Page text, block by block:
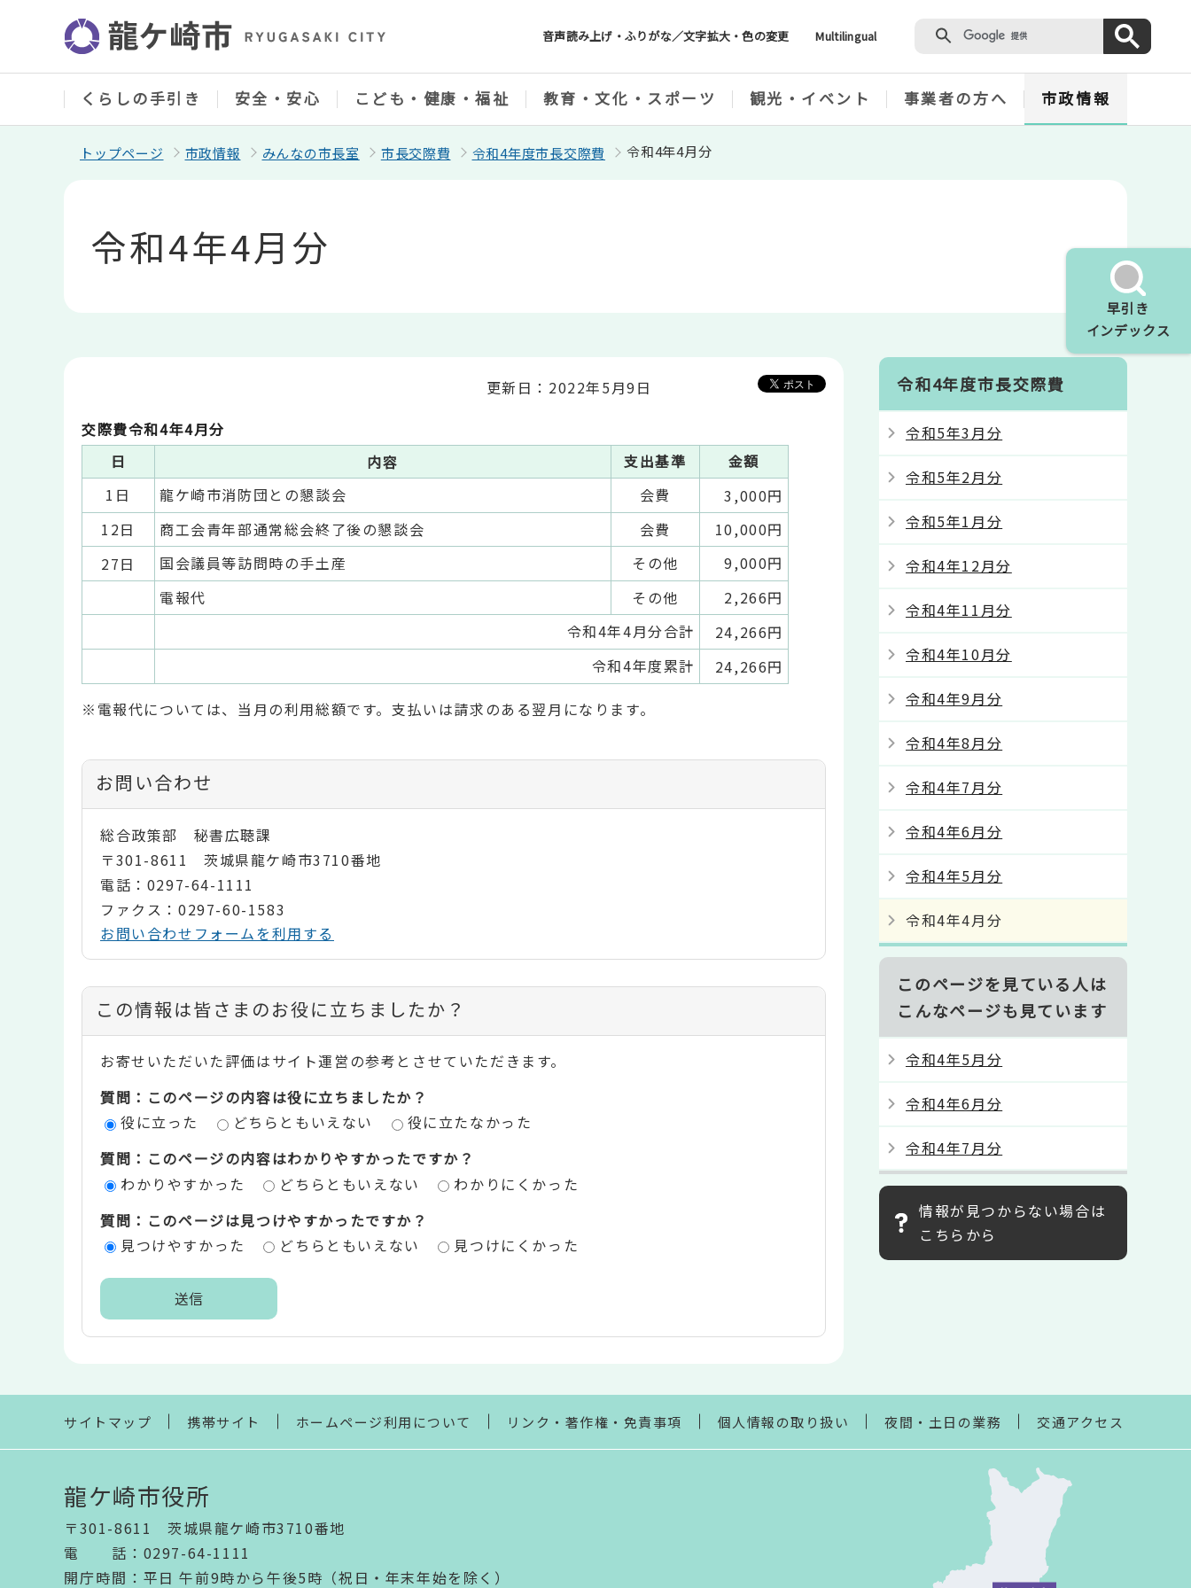
ジ
音声読み上げ・ふりがな／文字拡大・色の変更 Multilingual
早引き
インデックス
くらしの手引き 安全・安心 こども・健康・福祉 教育・文化・スポーツ 観光・イベント 事業者の方へ 市政情報
トップページ 市政情報 みんなの市長室 市長交際費 令和4年度市長交際費 令和4年4月分
令和4年4月分
更新日：2022年5月9日
交際費令和4年4月分
日
内容 支出基準
金額
1日
龍ケ崎市消防団との懇談会 会費
3,000円
12日
商工会青年部通常総会終了後の懇談会 会費
10,000円
27日
国会議員等訪問時の手土産 その他
9,000円
電報代
その他
2,266円
令和4年4月分合計
24,266円
令和4年度累計
24,266円
※電報代については、当月の利用総額です。支払いは請求のある翌月になります。
お問い合わせ
総合政策部 秘書広聴課
〒301-8611 茨城県龍ケ崎市3710番地
電話：0297-64-1111
ファクス：0297-60-1583
お問い合わせフォームを利用する
コ
ン
テ
ン
評
エ
この情報は皆さまのお役に立ちましたか？
お寄せいただいた評価はサイト運営の参考とさせていただきます。
質問：このページの内容は役に立ちましたか？
役に立った
どちらともいえない
役に立たなかった
質問：このページの内容はわかりやすかったですか？
わかりやすかった
どちらともいえない
わかりにくかった
質問：このページは見つけやすかったですか？
見つけやすかった
どちらともいえない 見つけにくかった
ま
令和4年度市長交際費
令和5年3月分
令和5年2月分
令和5年1月分
令和4年12月分
令和4年11月分
令和4年10月分
令和4年9月分
令和4年8月分
令和4年7月分
令和4年6月分
令和4年5月分
令和4年4月分
このページを見ている人は
こんなページも見ています
令和4年5月分
令和4年6月分
令和4年7月分
情報が見つからない場合は
こちらから
サイトマップ 携帯サイト ホームページ利用について リンク・著作権・免責事項 個人情報の取り扱い 夜間・土日の業務 交通アクセス
龍ケ崎市役所
〒301-8611 茨城県龍ケ崎市3710番地
電話 ： 0297-64-1111
開庁時間 ： 平日 午前9時から午後5時（祝日・年末年始を除く）